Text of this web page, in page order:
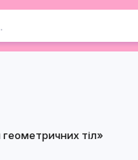
тіл»